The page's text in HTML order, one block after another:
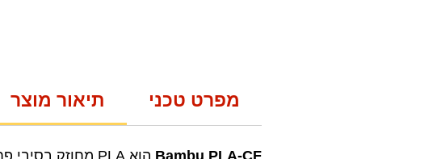
תיאור מוצר מפרט טכני
Bambu PLA-CF